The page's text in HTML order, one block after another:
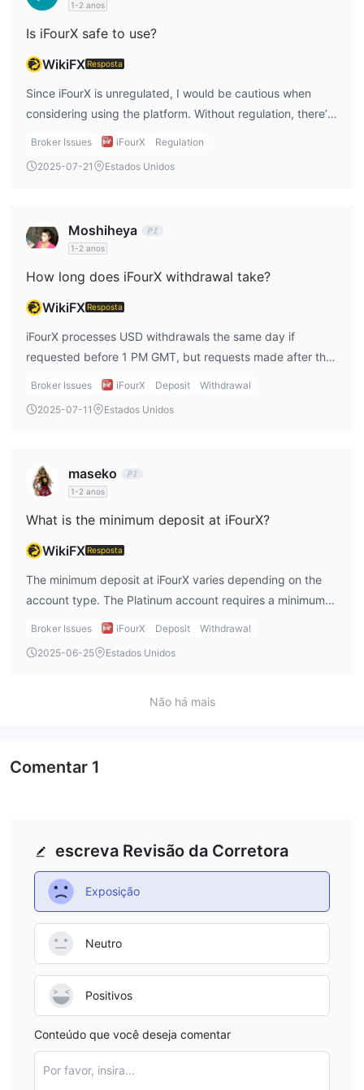
1-2 anos
Is iFourX safe to use?
WikiFX Resposta
Since iFourX is unregulated, I would be cautious when
considering using the platform. Without regulation, there’s
no guarantee that my funds will be protected in the event
regulated broker, where I know there are systems in place
Broker Issues iFourX
Regulation
2025-07-21
Estados Unidos
Moshiheya
1-2 anos
How long does iFourX withdrawal take?
WikiFX Resposta
iFourX processes USD withdrawals the same day if
requested before 1 PM GMT, but requests made after that
time will be processed the next working day. Other
seems pretty efficient to me, as I prefer quick access to
Broker Issues iFourX Deposit
Withdrawal
2025-07-11
Estados Unidos
maseko
1-2 anos
What is the minimum deposit at iFourX?
WikiFX Resposta
The minimum deposit at iFourX varies depending on the
account type. The Platinum account requires a minimum
deposit of $100, the ECN account requires $5,000, the
requires $10,000. Personally, I would find the Platinum
making it accessible for traders just starting out.
Broker Issues iFourX Deposit
Withdrawal
2025-06-25
Estados Unidos
Não há mais
escreva Revisão da Corretora
Exposição
Neutro
Positivos
Conteúdo que você deseja comentar
Por favor, insira...
Comentar 1